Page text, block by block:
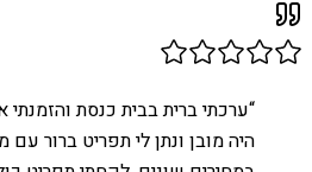
“ערכתי ברית בבית כנסת והזמנתי
היה מובן ונתן לי תפריט ברור עם